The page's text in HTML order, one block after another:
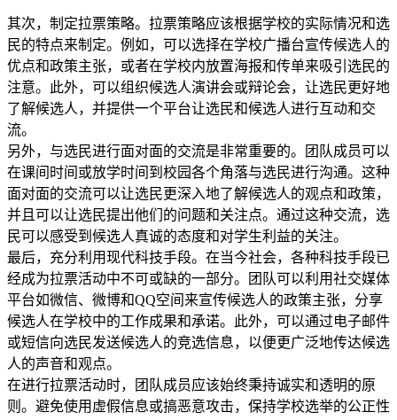
其次，制定拉票策略。拉票策略应该根据学校的实际情况和选
民的特点来制定。例如，可以选择在学校广播台宣传候选人的
优点和政策主张，或者在学校内放置海报和传单来吸引选民的
注意。此外，可以组织候选人演讲会或辩论会，让选民更好地
了解候选人，并提供一个平台让选民和候选人进行互动和交
流。
另外，与选民进行面对面的交流是非常重要的。团队成员可以
在课间时间或放学时间到校园各个角落与选民进行沟通。这种
面对面的交流可以让选民更深入地了解候选人的观点和政策，
并且可以让选民提出他们的问题和关注点。通过这种交流，选
民可以感受到候选人真诚的态度和对学生利益的关注。
最后，充分利用现代科技手段。在当今社会，各种科技手段已
经成为拉票活动中不可或缺的一部分。团队可以利用社交媒体
平台如微信、微博和QQ空间来宣传候选人的政策主张，分享
候选人在学校中的工作成果和承诺。此外，可以通过电子邮件
或短信向选民发送候选人的竞选信息，以便更广泛地传达候选
人的声音和观点。
在进行拉票活动时，团队成员应该始终秉持诚实和透明的原
则。避免使用虚假信息或搞恶意攻击，保持学校选举的公正性